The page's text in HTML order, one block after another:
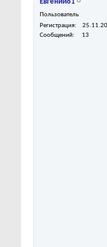
Евгений81
Пользователь
Регистрация
Сообщений
13